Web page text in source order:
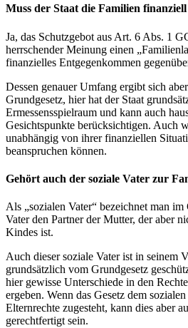
Muss der Staat die Familien
Ja, das Schutzgebot aus Art. 6 Abs. 1
herrschender Meinung einen
finanzielles Entgegenkommen
Dessen genauer Umfang ergibt sich
Grundgesetz, hier hat der Staat
Ermessensspielraum und kann auch
Gesichtspunkte berücksichtigen. Auch
unabhängig von ihrer finanziellen
beanspruchen können.
Gehört auch der soziale Vater zur
Als „sozialen Vater“ bezeichnet man
Vater den Partner der Mutter, der aber
Kindes ist.
Auch dieser soziale Vater ist in seinem
grundsätzlich vom Grundgesetz
hier gewisse Unterschiede in den
ergeben. Wenn das Gesetz dem
Elternrechte zugesteht, kann dies aber
gerechtfertigt sein.